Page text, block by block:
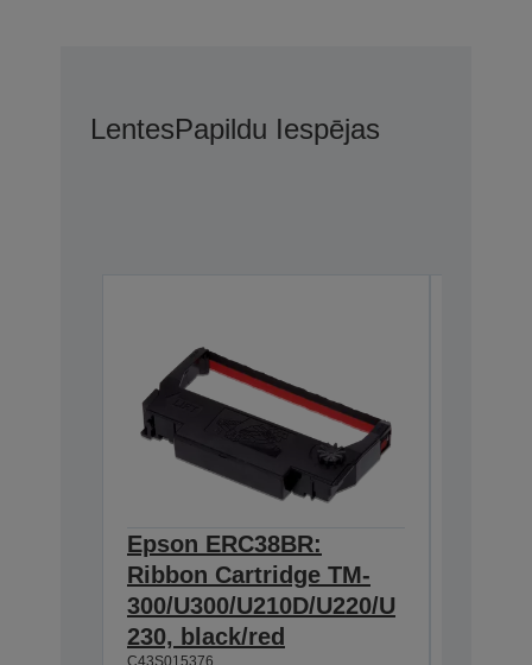
LentesPapildu Iespējas
Epson ERC38BR:
Ribbon Cartridge TM-
300/U300/U210D/U220/U
230, black/red
C43S015376